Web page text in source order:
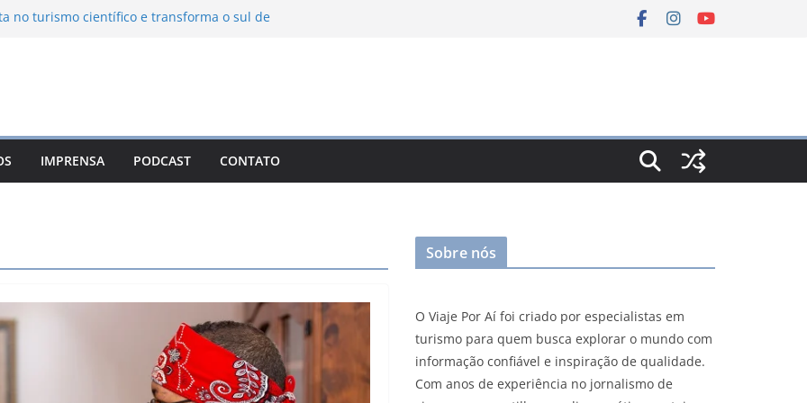
no turismo científico e transforma o sul de
em Campos do Jordão
Nuevo León: o Pueblo Mágico com ruas
e turismo à beira da represa
IMPRENSA PODCAST CONTATO
Sobre nós
O Viaje Por Aí foi criado por especialistas em
turismo para quem busca explorar o mundo com
informação confiável e inspiração de qualidade.
Com anos de experiência no jornalismo de